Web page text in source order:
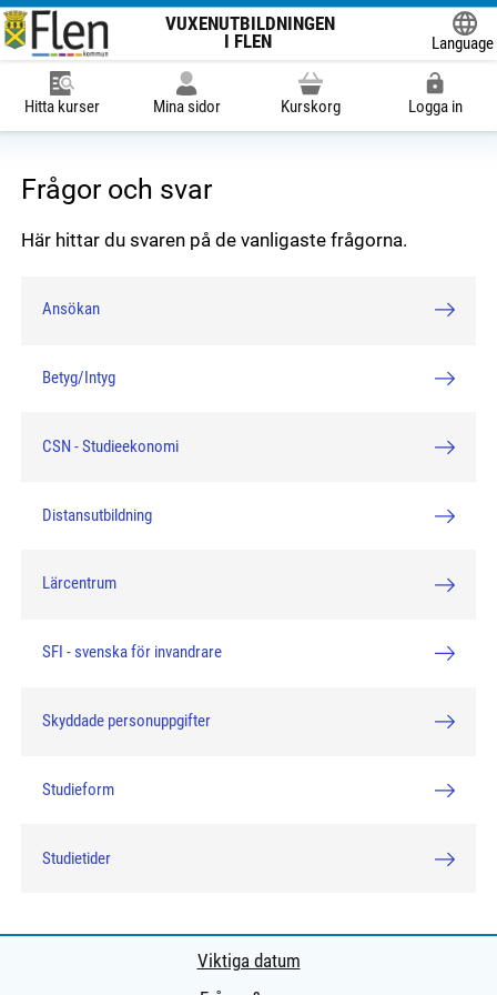
VUXENUTBILDNINGEN
I FLEN
Language
Hitta kurser Mina sidor Kurskorg Logga in
Frågor och svar
Här hittar du svaren på de vanligaste frågorna.
Ansökan
Betyg/Intyg
CSN - Studieekonomi
Distansutbildning
Lärcentrum
SFI - svenska för invandrare
Skyddade personuppgifter
Studieform
Studietider
Viktiga datum